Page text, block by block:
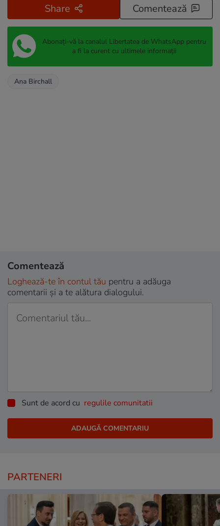
Share Comentează
Abonați-vă la canalul Libertatea de WhatsApp pentru
a fi la curent cu ultimele informații
Ana Birchall
Comentează
Loghează-te în contul tău pentru a adăuga
comentarii și a te alătura dialogului.
Sunt de acord cu regulile comunitatii
PARTENERI